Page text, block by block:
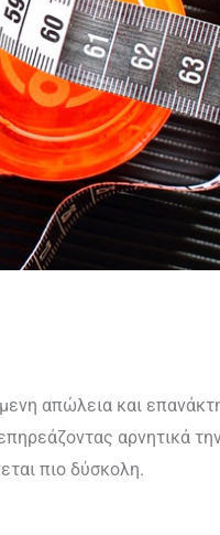
απώλεια και
αρνητικά
πιο δύσκολη.